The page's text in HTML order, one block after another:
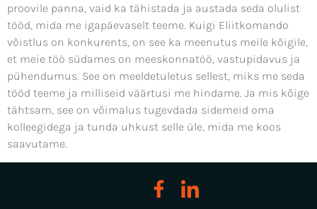
proovile panna, vaid ka tähistada ja austada seda olulist
tööd, mida me igapäevaselt teeme. Kuigi Eliitkomando
võistlus on konkurents, on see ka meenutus meile kõigile,
et meie töö südames on meeskonnatöö, vastupidavus ja
pühendumus. See on meeldetuletus sellest, miks me seda
tööd teeme ja milliseid väärtusi me hindame. Ja mis kõige
tähtsam, see on võimalus tugevdada sidemeid oma
kolleegidega ja tunda uhkust selle üle, mida me koos
saavutame.